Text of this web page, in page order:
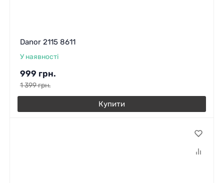
Danor 2115 8611
У наявності
999 грн.
1 399грн.
Купити